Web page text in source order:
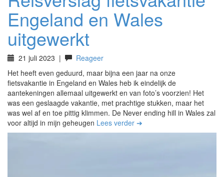
Engeland en Wales
uitgewerkt
21 juli 2023 |
Reageer
Het heeft even geduurd, maar bijna een jaar na onze
fietsvakantie in Engeland en Wales heb ik eindelijk de
aantekeningen allemaal uitgewerkt en van foto’s voorzien! Het
was een geslaagde vakantie, met prachtige stukken, maar het
was wel af en toe pittig klimmen. De Never ending hill in Wales zal
voor altijd in mijn geheugen Lees verder ➔